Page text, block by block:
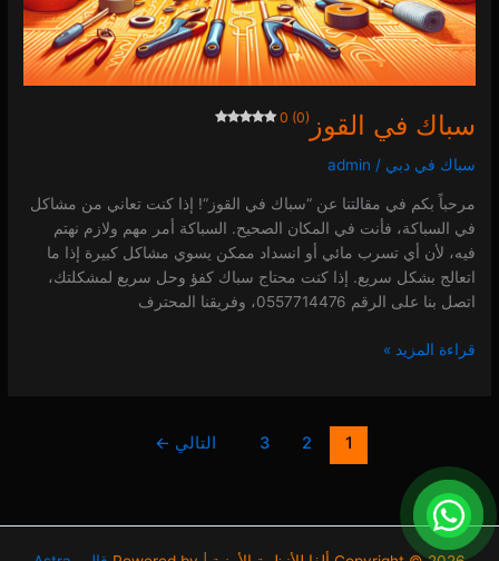
سباك في القوز 0 (0)
سباك في دبي /
admin
مرحباً بكم في مقالتنا عن “سباك في القوز“! إذا كنت تعاني من مشاكل
في السباكة، فأنت في المكان الصحيح. السباكة أمر مهم ولازم نهتم
فيه، لأن أي تسرب مائي أو انسداد ممكن يسوي مشاكل كبيرة إذا ما
اتعالج بشكل سريع. إذا كنت محتاج سباك كفؤ وحل سريع لمشكلتك،
اتصل بنا على الرقم 0557714476، وفريقنا المحترف
قراءة المزيد »
1
2
3 التالي ←